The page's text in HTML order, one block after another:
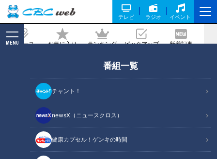
テレビ ラジオ イベント
ニュース お気に入り ランキング ピックアップ 新着記事
MENU
番組一覧
チャント！
newsX（ニュースクロス）
健康カプセル！ゲンキの時間
品オシャレ鍋
記事に戻る